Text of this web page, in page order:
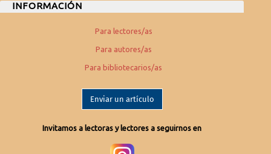
INFORMACIÓN
Para lectores/as
Para autores/as
Para bibliotecarios/as
Enviar un artículo
Invitamos a lectoras y lectores a seguirnos en